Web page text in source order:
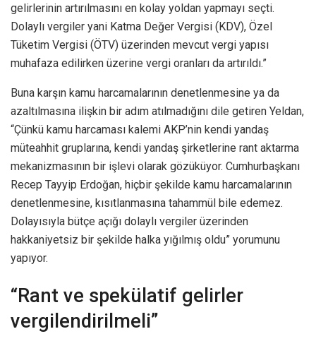
gelirlerinin artırılmasını en kolay yoldan yapmayı seçti.
Dolaylı vergiler yani Katma Değer Vergisi (KDV), Özel
Tüketim Vergisi (ÖTV) üzerinden mevcut vergi yapısı
muhafaza edilirken üzerine vergi oranları da artırıldı.”
Buna karşın kamu harcamalarının denetlenmesine ya da
azaltılmasına ilişkin bir adım atılmadığını dile getiren Yeldan,
“Çünkü kamu harcaması kalemi AKP’nin kendi yandaş
müteahhit gruplarına, kendi yandaş şirketlerine rant aktarma
mekanizmasının bir işlevi olarak gözüküyor. Cumhurbaşkanı
Recep Tayyip Erdoğan, hiçbir şekilde kamu harcamalarının
denetlenmesine, kısıtlanmasına tahammül bile edemez.
Dolayısıyla bütçe açığı dolaylı vergiler üzerinden
hakkaniyetsiz bir şekilde halka yığılmış oldu” yorumunu
yapıyor.
“Rant ve spekülatif gelirler
vergilendirilmeli”